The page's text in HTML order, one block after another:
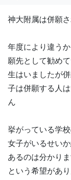
神大附属は併願
年度により違う
願先として勧め
生はいましたが
子は併願する人
ん
挙がっている学
女子がいるせい
あるのは分かり
という希望があ